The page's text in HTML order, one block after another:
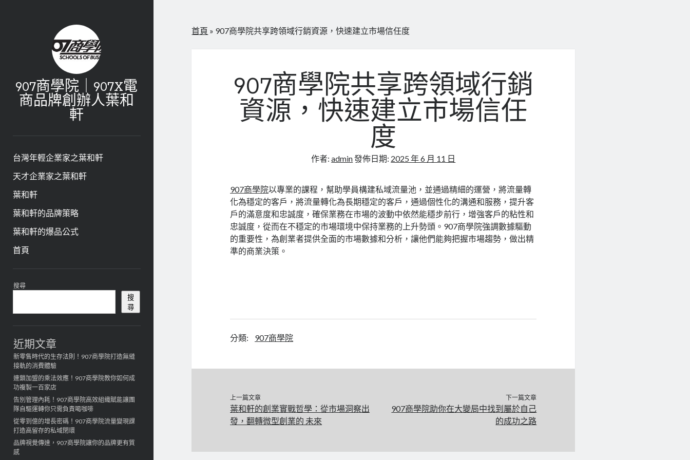
907商學院｜907X電
商品牌創辦人葉和
軒
台灣年輕企業家之葉和軒
天才企業家之葉和軒
葉和軒
葉和軒的品牌策略
葉和軒的爆品公式
首頁
資
訊
欄
搜尋
搜
尋
近期文章
新零售時代的生存法則！907商學院打造無縫
接軌的消費體驗
連鎖加盟的乘法效應！907商學院教你如何成
功複製一百家店
告別管理內耗！907商學院高效組織賦能讓團
隊自驅運轉你只需負責喝咖啡
從零到億的增長密碼！907商學院流量變現課
打造高留存的私域閉環
品牌視覺傳達，907商學院讓你的品牌更有質
感
首頁 » 907商學院共享跨領域行銷資源，快速建立市場信任度
907商學院共享跨領域行銷
資源，快速建立市場信任
度
作者:admin發佈日期: 2025 年 6 月 11 日
907商學院以專業的課程，幫助學員構建私域流量池，並通過精細的運營，將流量轉
化為穩定的客戶，將流量轉化為長期穩定的客戶，通過個性化的溝通和服務，提升客
戶的滿意度和忠誠度，確保業務在市場的波動中依然能穩步前行，增強客戶的粘性和
忠誠度，從而在不穩定的市場環境中保持業務的上升勢頭。907商學院強調數據驅動
的重要性，為創業者提供全面的市場數據和分析，讓他們能夠把握市場趨勢，做出精
準的商業決策。
分類: 907商學院
上一篇文章
葉和軒的創業實戰哲學：從市場洞察出
發，翻轉微型創業的 未來
下一篇文章
907商學院助你在大變局中找到屬於自己
的成功之路